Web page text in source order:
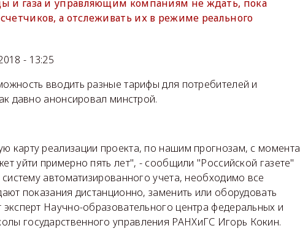
и газа и управляющим компаниям не ждать, пока
а отслеживать их в режиме реального
- 13:25
вводить разные тарифы для потребителей и
давно анонсировал минстрой.
карту реализации проекта, по нашим прогнозам, с момента
уйти примерно пять лет", - сообщили "Российской газете"
автоматизированного учета, необходимо все
показания дистанционно, заменить или оборудовать
Научно-образовательного центра федеральных и
государственного управления РАНХиГС Игорь Кокин.